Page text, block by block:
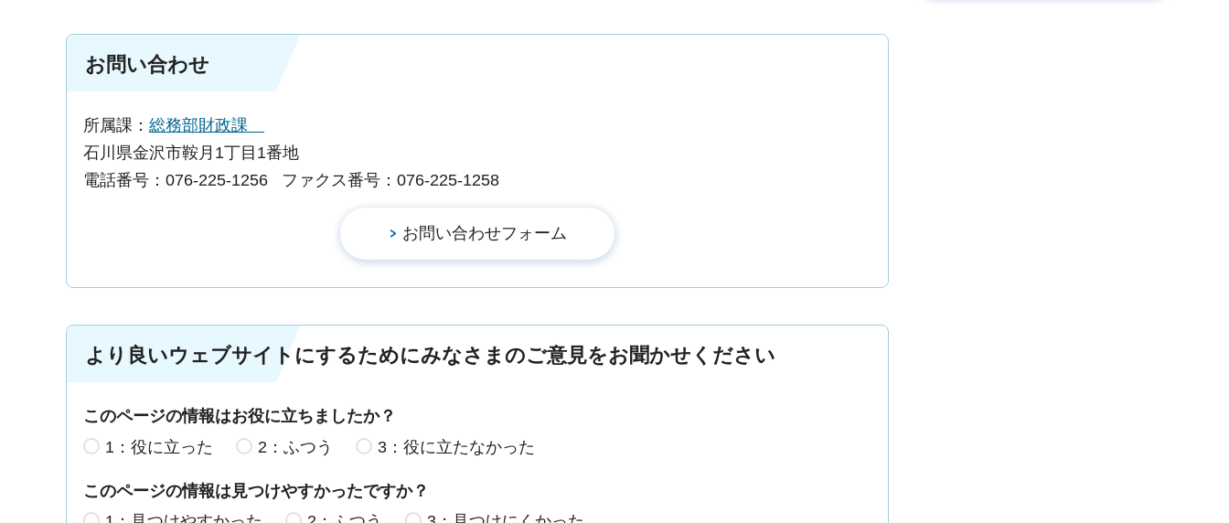
お問い合わせ
所属課： 総務部財政課
石川県金沢市鞍月1丁目1番地
電話番号：076-225-1256
ファクス番号：076-225-1258
より良いウェブサイトにするためにみなさまのご意見をお聞かせください
このページの情報はお役に立ちましたか？
1：役に立った
2：ふつう 3：役に立たなかった
このページの情報は見つけやすかったですか？